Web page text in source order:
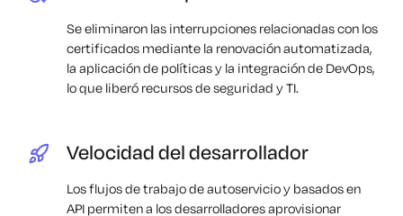
Se eliminaron las interrupciones relacionadas con los
certificados mediante la renovación automatizada,
la aplicación de políticas y la integración de DevOps,
lo que liberó recursos de seguridad y TI.
Velocidad del desarrollador
Los flujos de trabajo de autoservicio y basados en
API permiten a los desarrolladores aprovisionar